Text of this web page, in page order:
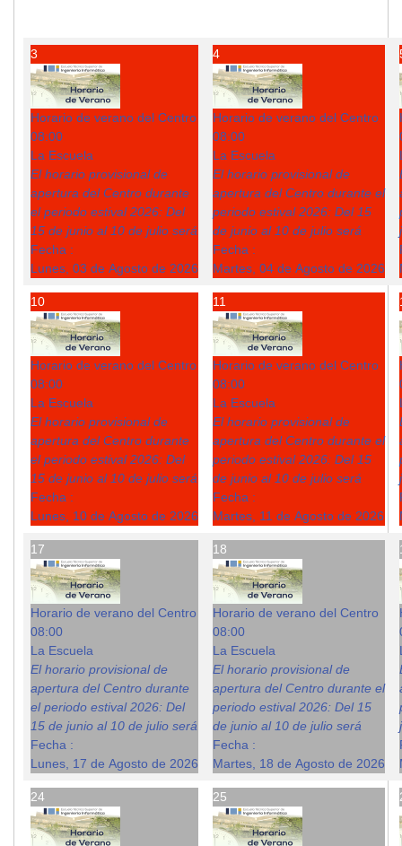
3
Horario de verano del Centro
08:00
La Escuela
El horario provisional de
apertura del Centro durante
el periodo estival 2026: Del
15 de junio al 10 de julio será
Fecha :
Lunes, 03 de Agosto de 2026
4
Horario de verano del Centro
08:00
La Escuela
El horario provisional de
apertura del Centro durante el
periodo estival 2026: Del 15
de junio al 10 de julio será
Fecha :
Martes, 04 de Agosto de 2026
10
Horario de verano del Centro
08:00
La Escuela
El horario provisional de
apertura del Centro durante
el periodo estival 2026: Del
15 de junio al 10 de julio será
Fecha :
Lunes, 10 de Agosto de 2026
11
Horario de verano del Centro
08:00
La Escuela
El horario provisional de
apertura del Centro durante el
periodo estival 2026: Del 15
de junio al 10 de julio será
Fecha :
Martes, 11 de Agosto de 2026
17
Horario de verano del Centro
08:00
La Escuela
El horario provisional de
apertura del Centro durante
el periodo estival 2026: Del
15 de junio al 10 de julio será
Fecha :
Lunes, 17 de Agosto de 2026
18
Horario de verano del Centro
08:00
La Escuela
El horario provisional de
apertura del Centro durante el
periodo estival 2026: Del 15
de junio al 10 de julio será
Fecha :
Martes, 18 de Agosto de 2026
24 25